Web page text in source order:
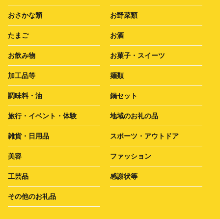
おさかな類 お野菜類
たまご お酒
お飲み物 お菓子・スイーツ
加工品等 麺類
調味料・油 鍋セット
旅行・イベント・体験 地域のお礼の品
雑貨・日用品 スポーツ・アウトドア
美容 ファッション
工芸品 感謝状等
その他のお礼品